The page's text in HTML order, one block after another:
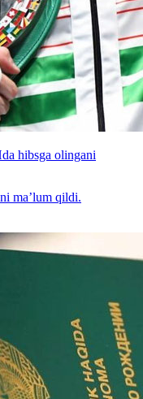
hibsga olingani
ma’lum qildi.